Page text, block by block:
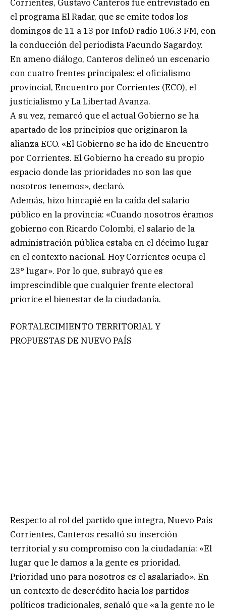
Corrientes, Gustavo Canteros fue entrevistado en
el programa El Radar, que se emite todos los
domingos de 11 a 13 por InfoD radio 106.3 FM, con
la conducción del periodista Facundo Sagardoy.
En ameno diálogo, Canteros delineó un escenario
con cuatro frentes principales: el oficialismo
provincial, Encuentro por Corrientes (ECO), el
justicialismo y La Libertad Avanza.
A su vez, remarcó que el actual Gobierno se ha
apartado de los principios que originaron la
alianza ECO. «El Gobierno se ha ido de Encuentro
por Corrientes. El Gobierno ha creado su propio
espacio donde las prioridades no son las que
nosotros tenemos», declaró.
Además, hizo hincapié en la caída del salario
público en la provincia: «Cuando nosotros éramos
gobierno con Ricardo Colombi, el salario de la
administración pública estaba en el décimo lugar
en el contexto nacional. Hoy Corrientes ocupa el
23° lugar». Por lo que, subrayó que es
imprescindible que cualquier frente electoral
priorice el bienestar de la ciudadanía.
FORTALECIMIENTO TERRITORIAL Y
PROPUESTAS DE NUEVO PAÍS
Respecto al rol del partido que integra, Nuevo País
Corrientes, Canteros resaltó su inserción
territorial y su compromiso con la ciudadanía: «El
lugar que le damos a la gente es prioridad.
Prioridad uno para nosotros es el asalariado». En
un contexto de descrédito hacia los partidos
políticos tradicionales, señaló que «a la gente no le